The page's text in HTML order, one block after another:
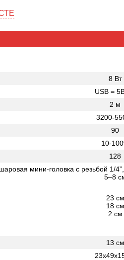
0.8 кг позволяют
в основании
8 Вт
USB =
2 м
3200-
90
10-
128
шаровая мини-головка с резьбой 1/
5–8
23 см
18 см
2 см
13 см